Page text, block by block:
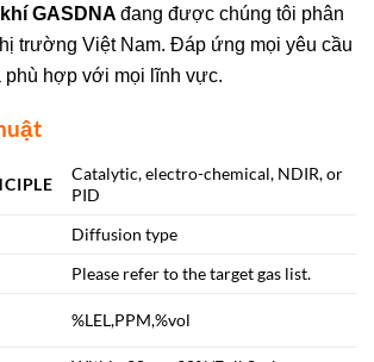
GASDNA đang được chúng tôi phân
trường Việt Nam. Đáp ứng mọi yêu cầu
hợp với mọi lĩnh vực.
Catalytic, electro-chemical, NDIR, or
PID
Diffusion type
Please refer to the target gas list.
%LEL,PPM,%vol